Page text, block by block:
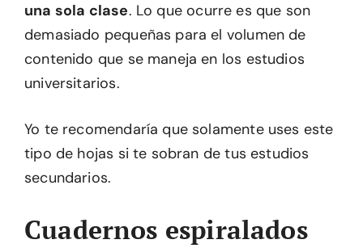
una sola clase. Lo que ocurre es que son
demasiado pequeñas para el volumen de
contenido que se maneja en los estudios
universitarios.
Yo te recomendaría que solamente uses este
tipo de hojas si te sobran de tus estudios
secundarios.
Cuadernos espiralados